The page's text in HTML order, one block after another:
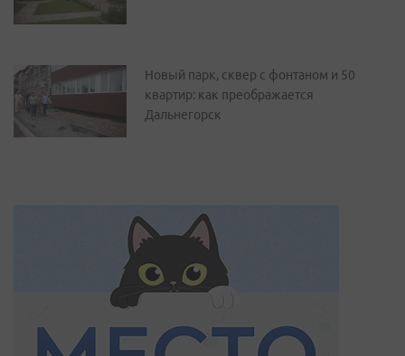
Новый парк, сквер с фонтаном и 50
квартир: как преображается
Дальнегорск